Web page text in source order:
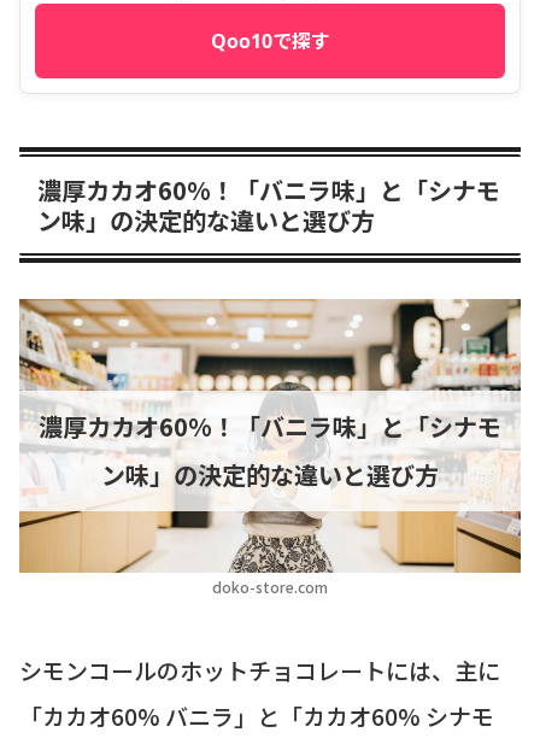
Qoo10で探す
濃厚カカオ60%！「バニラ味」と「シナモ
ン味」の決定的な違いと選び方
doko-store.com
濃厚カカオ60%！「バニラ味」と「シナモ
ン味」の決定的な違いと選び方
シモンコールのホットチョコレートには、主に
「カカオ60% バニラ」と「カカオ60% シナモ